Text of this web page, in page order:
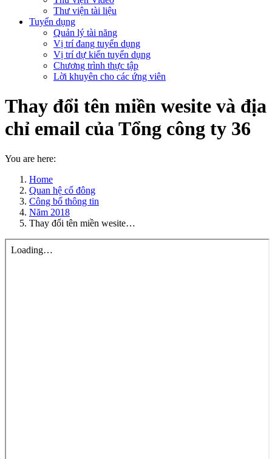
Thư viện tài liệu
Tuyển dụng
Quản lý tài năng
Vị trí đang tuyển dụng
Vị trí dự kiến tuyển dụng
Chương trình thực tập
Lời khuyên cho các ứng viên
Thay đổi tên miền wesite và địa
chỉ email của Tổng công ty 36
You are here:
Home
Quan hệ cổ đông
Công bố thông tin
Năm 2018
Thay đổi tên miền wesite…